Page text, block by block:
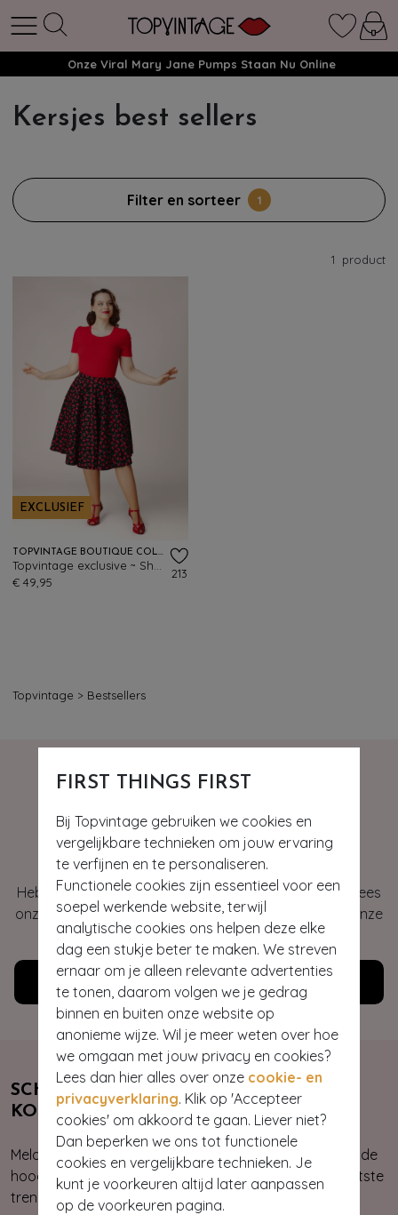
FIRST THINGS FIRST
Bij Topvintage gebruiken we cookies en
vergelijkbare technieken om jouw ervaring
te verfijnen en te personaliseren.
Functionele cookies zijn essentieel voor een
soepel werkende website, terwijl
analytische cookies ons helpen deze elke
dag een stukje beter te maken. We streven
ernaar om je alleen relevante advertenties
te tonen, daarom volgen we je gedrag
binnen en buiten onze website op
anonieme wijze. Wil je meer weten over hoe
we omgaan met jouw privacy en cookies?
Lees dan hier alles over onze cookie- en
privacyverklaring. Klik op 'Accepteer
cookies' om akkoord te gaan. Liever niet?
Dan beperken we ons tot functionele
cookies en vergelijkbare technieken. Je
kunt je voorkeuren altijd later aanpassen
op de voorkeuren pagina.
Onze Viral Mary Jane Pumps Staan Nu Online
Kersjes best sellers
Filter en sorteer 1
1 product
EXCLUSIEF
TOPVINTAGE BOUTIQUE COLLECTION
€ 49,95
213
Topvintage > Bestsellers
Hey gorgeous
Heb je vragen of heb je hulp nodig bij je bestelling? Lees
onze veelgestelde vragen of neem contact op met onze
klantenservice. Wij helpen je graag!
Klantenservice
SCHRIJF JE NU IN & ONTVANG 10%
KORTING
Meld je aan voor onze nieuwsbrief. Zo ben je altijd op de
hoogte van onze nieuwste & exclusieve collecties, laatste
trends, kortingsacties en giveaways.